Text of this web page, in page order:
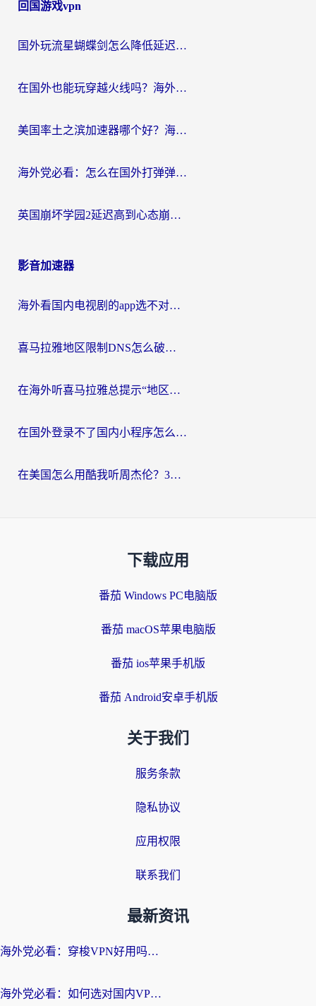
回国游戏vpn
国外玩流星蝴蝶剑怎么降低延迟？海外党必看的加速秘籍（含欧洲鸣潮&彩虹岛优化攻略）
在国外也能玩穿越火线吗？海外玩家国服游戏畅玩终极指南
美国率土之滨加速器哪个好？海外党国服游戏畅玩终极指南（附多游戏解决方案）
海外党必看：怎么在国外打弹弹堂不卡？番茄加速器亲测指南
英国崩坏学园2延迟高到心态崩？海外党国服游戏加速终极指南
影音加速器
海外看国内电视剧的app选不对？这份回国加速器避坑指南帮你流畅追剧
喜马拉雅地区限制DNS怎么破？海外党听国内音乐听书的终极解决方案
在海外听喜马拉雅总提示“地区限制”？3步轻松解除+听国内音乐全攻略
在国外登录不了国内小程序怎么办？选对回国加速器，轻松解锁国内资源
在美国怎么用酷我听周杰伦？3步搞定海外听歌难题
下载应用
番茄 Windows PC电脑版
番茄 macOS苹果电脑版
番茄 ios苹果手机版
番茄 Android安卓手机版
关于我们
服务条款
隐私协议
应用权限
联系我们
最新资讯
海外党必看：穿梭VPN好用吗？和云帆VPN对比哪个回国效果更好？附真实测评+避坑指南
海外党必看：如何选对国内VPN，实现无缝访问国内资源？